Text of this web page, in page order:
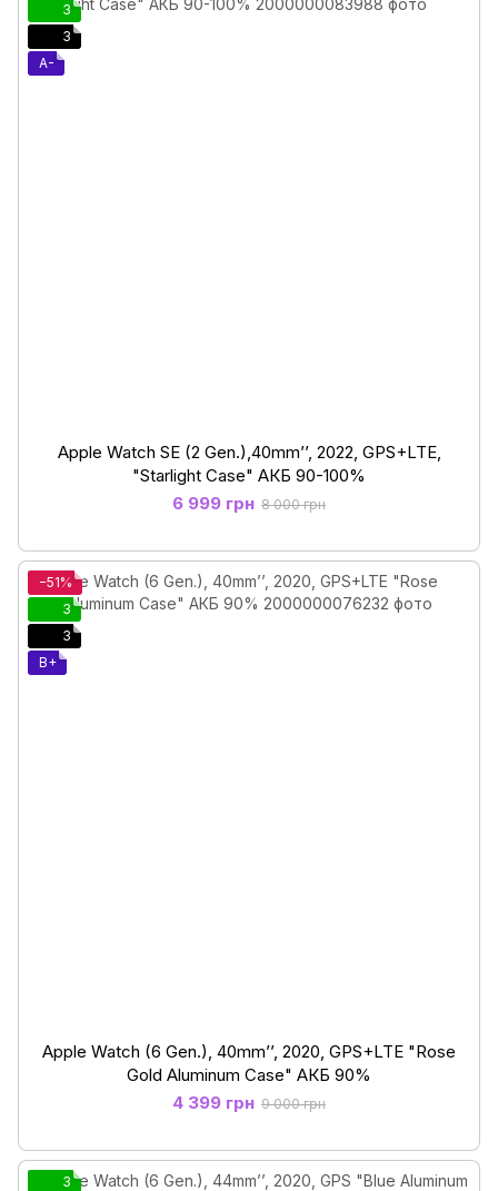
3
3
A-
Apple Watch SE (2 Gen.),40mm’’, 2022, GPS+LTE,
"Starlight Case" АКБ 90-100%
6 999 грн 8 000 грн
−51%
3
3
B+
Apple Watch (6 Gen.), 40mm’’, 2020, GPS+LTE "Rose
Gold Aluminum Case" АКБ 90%
4 399 грн 9 000 грн
3